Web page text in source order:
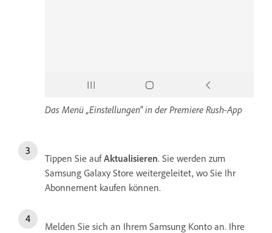
Das Menü „Einstellungen“ in der Premiere Rush-App
Tippen Sie aufAktualisieren. Sie werden zum
Samsung Galaxy Store weitergeleitet, wo Sie Ihr
Abonnement kaufen können.
Melden Sie sich an Ihrem Samsung Konto an. Ihre